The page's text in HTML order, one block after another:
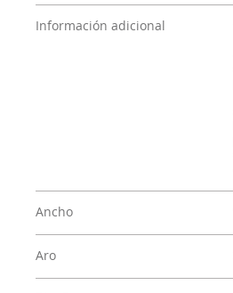
Información adicional
Ancho
Aro